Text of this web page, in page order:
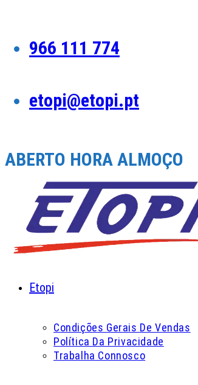
content966 111 774
etopi@etopi.pt
ABERTO HORA ALMOÇO
Etopi
Condições Gerais De Vendas
Política Da Privacidade
Trabalha Connosco